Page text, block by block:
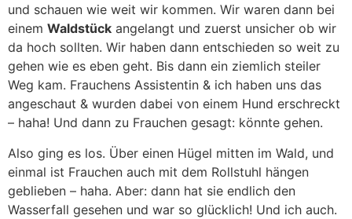
und schauen wie weit wir kommen. Wir waren dann bei
einem Waldstück angelangt und zuerst unsicher ob wir
da hoch sollten. Wir haben dann entschieden so weit zu
gehen wie es eben geht. Bis dann ein ziemlich steiler
Weg kam. Frauchens Assistentin & ich haben uns das
angeschaut & wurden dabei von einem Hund erschreckt
– haha! Und dann zu Frauchen gesagt: könnte gehen.
Also ging es los. Über einen Hügel mitten im Wald, und
einmal ist Frauchen auch mit dem Rollstuhl hängen
geblieben – haha. Aber: dann hat sie endlich den
Wasserfall gesehen und war so glücklich! Und ich auch.